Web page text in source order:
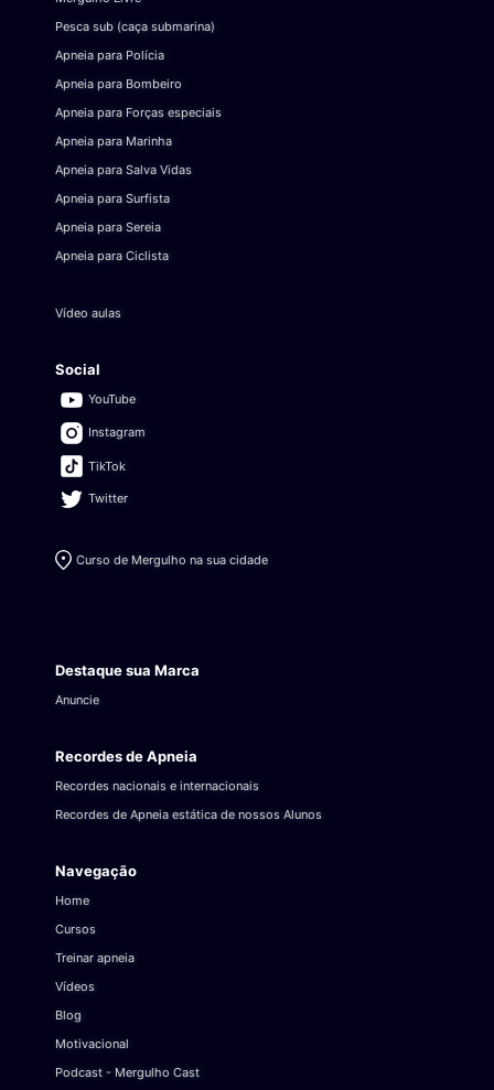
Pesca sub (caça submarina)
Apneia para Polícia
Apneia para Bombeiro
Apneia para Forças especiais
Apneia para Marinha
Apneia para Salva Vidas
Apneia para Surfista
Apneia para Sereia
Apneia para Ciclista
Vídeo aulas
Social
YouTube
Instagram
TikTok
Twitter
Curso de Mergulho na sua cidade
Destaque sua Marca
Anuncie
Recordes de Apneia
Recordes nacionais e internacionais
Recordes de Apneia estática de nossos Alunos
Navegação
Home
Cursos
Treinar apneia
Vídeos
Blog
Motivacional
Podcast - Mergulho Cast